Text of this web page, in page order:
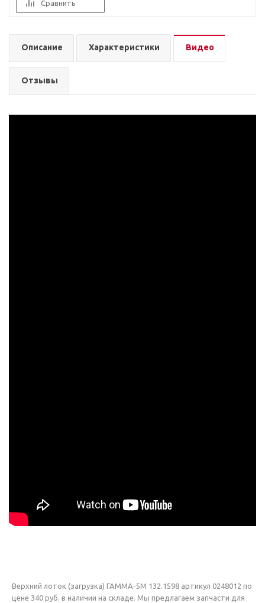
Сравнить
Описание Характеристики Видео
Отзывы
Верхний лоток (загрузка) ГАММА-5М 132.1598 артикул 0248012 по
цене 340 руб. в наличии на складе. Мы предлагаем запчасти для